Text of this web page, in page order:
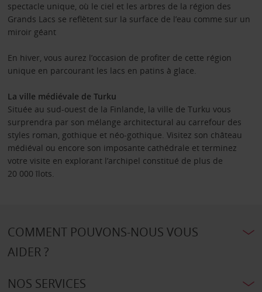
spectacle unique, où le ciel et les arbres de la région des
Grands Lacs se reflètent sur la surface de l’eau comme sur un
miroir géant
En hiver, vous aurez l’occasion de profiter de cette région
unique en parcourant les lacs en patins à glace.
La ville médiévale de Turku
Située au sud-ouest de la Finlande, la ville de Turku vous
surprendra par son mélange architectural au carrefour des
styles roman, gothique et néo-gothique. Visitez son château
médiéval ou encore son imposante cathédrale et terminez
votre visite en explorant l’archipel constitué de plus de
20 000 îlots.
COMMENT POUVONS-NOUS VOUS
AIDER ?
NOS SERVICES